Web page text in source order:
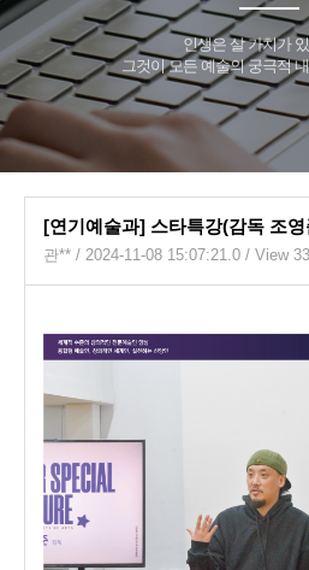
인생은 살 가치가
그것이 모든 예술의 궁극적
[연기예술과] 스타특강(감독 조영
관** / 2024-11-08 15:07:21.0 / View